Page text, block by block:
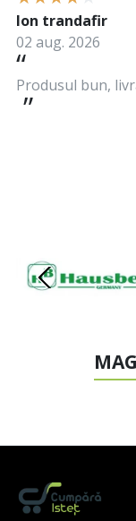
Produsul bun,
Ion trandafir
02 aug. 2026